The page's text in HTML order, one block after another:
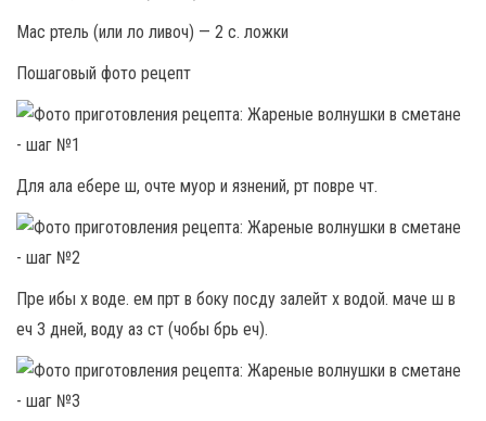
Мас ртель (или ло ливоч) — 2 с. ложки
Пошаговый фото рецепт
Для ала ебере ш, очте муор и язнений, рт повре чт.
Пре ибы х воде. ем прт в боку посду залейт х водой. маче ш в
еч 3 дней, воду аз ст (чобы брь еч).